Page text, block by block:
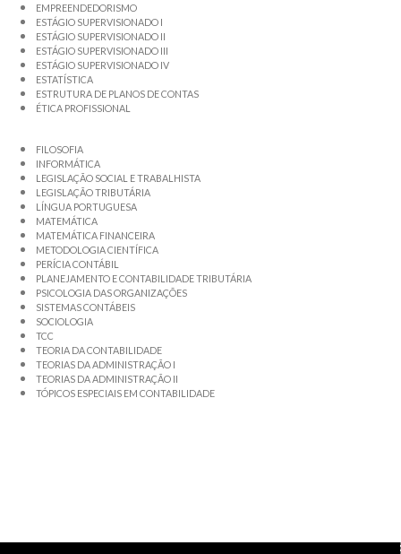
EMPREENDEDORISMO
ESTÁGIO SUPERVISIONADO I
ESTÁGIO SUPERVISIONADO II
ESTÁGIO SUPERVISIONADO III
ESTÁGIO SUPERVISIONADO IV
ESTATÍSTICA
ESTRUTURA DE PLANOS DE CONTAS
ÉTICA PROFISSIONAL
FILOSOFIA
INFORMÁTICA
LEGISLAÇÃO SOCIAL E TRABALHISTA
LEGISLAÇÃO TRIBUTÁRIA
LÍNGUA PORTUGUESA
MATEMÁTICA
MATEMÁTICA FINANCEIRA
METODOLOGIA CIENTÍFICA
PERÍCIA CONTÁBIL
PLANEJAMENTO E CONTABILIDADE TRIBUTÁRIA
PSICOLOGIA DAS ORGANIZAÇÕES
SISTEMAS CONTÁBEIS
SOCIOLOGIA
TCC
TEORIA DA CONTABILIDADE
TEORIAS DA ADMINISTRAÇÃO I
TEORIAS DA ADMINISTRAÇÃO II
TÓPICOS ESPECIAIS EM CONTABILIDADE